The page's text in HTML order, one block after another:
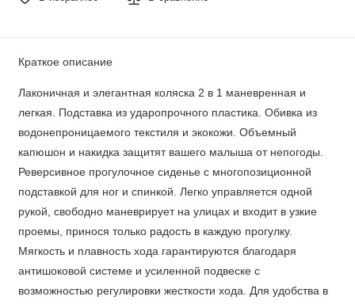
Краткое описание
Лаконичная и элегантная коляска 2 в 1 маневренная и
легкая. Подставка из ударопрочного пластика. Обивка из
водонепроницаемого текстиля и экокожи. Объемный
капюшон и накидка защитят вашего малыша от непогоды.
Реверсивное прогулочное сиденье с многопозиционной
подставкой для ног и спинкой. Легко управляется одной
рукой, свободно маневрирует на улицах и входит в узкие
проемы, принося только радость в каждую прогулку.
Мягкость и плавность хода гарантируются благодаря
антишоковой системе и усиленной подвеске с
возможностью регулировки жесткости хода. Для удобства в